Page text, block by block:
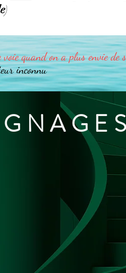
)
quand on a plus envie de
inconnu
sincèrement pour la qualité de
ont été un vrai plus afin de faire
à des envies / qualités
bienveillant et constructif. Pour